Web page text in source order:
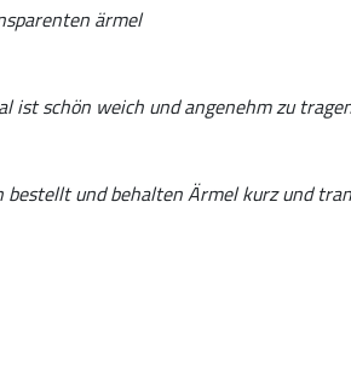
ärmel
ist schön weich und angenehm zu
und behalten Ärmel kurz und